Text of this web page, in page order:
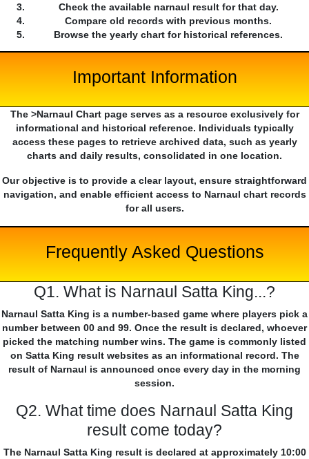
Check the available narnaul result for that day.
Compare old records with previous months.
Browse the yearly chart for historical references.
Important Information
The >Narnaul Chart page serves as a resource exclusively for
informational and historical reference. Individuals typically
access these pages to retrieve archived data, such as yearly
charts and daily results, consolidated in one location.
Our objective is to provide a clear layout, ensure straightforward
navigation, and enable efficient access to Narnaul chart records
for all users.
Frequently Asked Questions
Q1. What is Narnaul Satta King...?
Narnaul Satta King is a number-based game where players pick a
number between 00 and 99. Once the result is declared, whoever
picked the matching number wins. The game is commonly listed
on Satta King result websites as an informational record. The
result of Narnaul is announced once every day in the morning
session.
Q2. What time does Narnaul Satta King
result come today?
The Narnaul Satta King result is declared at approximately 10:00